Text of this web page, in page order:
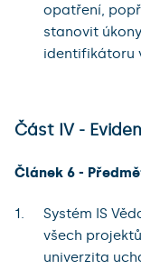
opatření,
stanovit
identifikátoru
Část IV -
Článek 6 -
Systém IS
všech
univerzita